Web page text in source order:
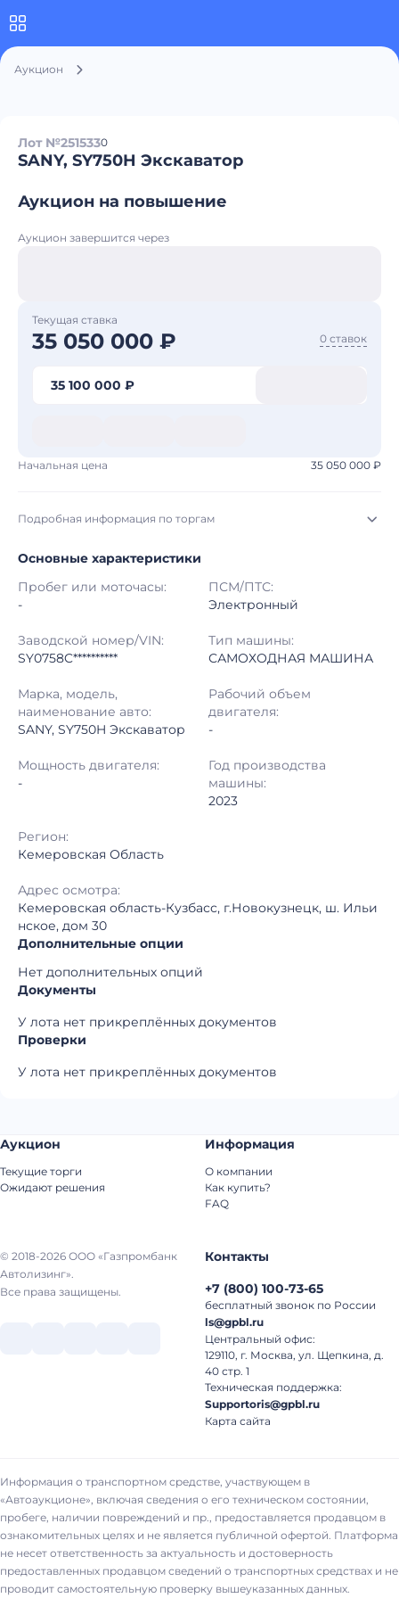
Аукцион
Лот №2515330
SANY, SY750H Экскаватор
Аукцион на повышение
Аукцион завершится через
Текущая ставка
35 050 000 ₽ 0 ставок
35 100 000 ₽
Начальная цена 35 050 000 ₽
Подробная информация по торгам
Начало торгов: 07.08.2026, 09:12 МСК
14.08.2026, 09:12 МСК
Тип аукциона: Открытые торги
Шаг торгов: 50 000 ₽
Кемеровская Область
Основные характеристики
Пробег или моточасы:
-
ПСМ/ПТС:
Электронный
Заводской номер/VIN:
SY0758C**********
Тип машины:
САМОХОДНАЯ МАШИНА
Марка, модель,
наименование авто:
SANY, SY750H Экскаватор
Рабочий объем
двигателя:
-
Мощность двигателя:
-
Год производства
машины:
2023
Регион:
Кемеровская Область
Адрес осмотра:
Кемеровская область-Кузбасс, г.Новокузнецк, ш. Ильи
нское, дом 30
Дополнительные опции
Нет дополнительных опций
Документы
У лота нет прикреплённых документов
Проверки
У лота нет прикреплённых документов
© 2018-2026 ООО «Газпромбанк
Автолизинг».
Все права защищены.
Аукцион
Текущие торги
Ожидают решения
Информация
О компании
Как купить?
FAQ
Контакты
+7 (800) 100-73-65
бесплатный звонок по России
ls@gpbl.ru
Центральный офис:
129110, г. Москва, ул. Щепкина, д.
40 стр. 1
Техническая поддержка:
Supportoris@gpbl.ru
Карта сайта
Информация о транспортном средстве, участвующем в
«Автоаукционе», включая сведения о его техническом состоянии,
пробеге, наличии повреждений и пр., предоставляется продавцом в
ознакомительных целях и не является публичной офертой. Платформа
не несет ответственность за актуальность и достоверность
предоставленных продавцом сведений о транспортных средствах и не
проводит самостоятельную проверку вышеуказанных данных.